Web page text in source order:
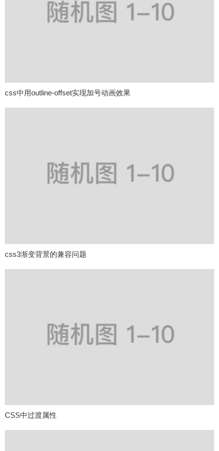
css中用outline-offset实现加号动画效果
css3渐变背景的兼容问题
CSS中过渡属性